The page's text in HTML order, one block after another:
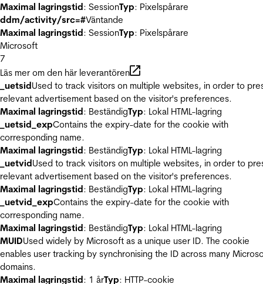
Maximal lagringstid: SessionTyp: Pixelspårare
ddm/activity/src=#Väntande
Maximal lagringstid: SessionTyp: Pixelspårare
Microsoft
7
Läs mer om den här leverantören
_uetsidUsed to track visitors on multiple websites, in order to
relevant advertisement based on the visitor's preferences.
Maximal lagringstid: BeständigTyp: Lokal HTML-lagring
_uetsid_expContains the expiry-date for the cookie with
corresponding name.
Maximal lagringstid: BeständigTyp: Lokal HTML-lagring
_uetvidUsed to track visitors on multiple websites, in order to
relevant advertisement based on the visitor's preferences.
Maximal lagringstid: BeständigTyp: Lokal HTML-lagring
_uetvid_expContains the expiry-date for the cookie with
corresponding name.
Maximal lagringstid: BeständigTyp: Lokal HTML-lagring
MUIDUsed widely by Microsoft as a unique user ID. The cookie
enables user tracking by synchronising the ID across many
domains.
Maximal lagringstid: 1 årTyp: HTTP-cookie